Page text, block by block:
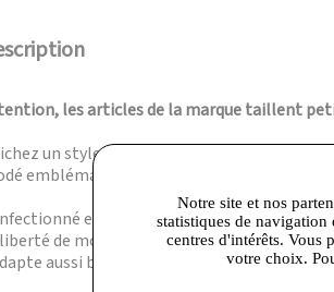
les articles de la marque taillent
un style urbain et féminin avec le t-
emblématique.
en 100 % coton, ce t-shirt
de mouvement, tandis que la
aussi bien à un jean qu’à une jupe
Notre site et nos
statistiques de navigation
centres d'intérêts. Vous
votre choix.